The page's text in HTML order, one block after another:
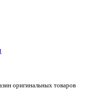
оригинальных товаров